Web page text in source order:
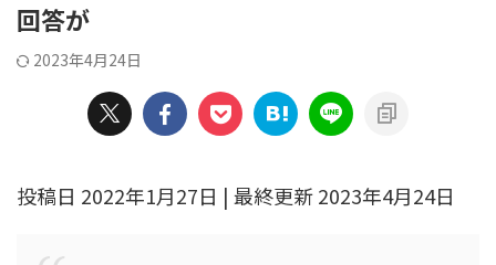
回答が
2023年4月24日
投稿日 2022年1月27日 | 最終更新 2023年4月24日